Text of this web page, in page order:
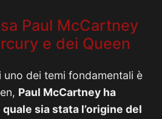
Paul McCartney
e dei Queen
uno dei temi fondamentali è
Paul McCartney ha
sia stata l’origine del